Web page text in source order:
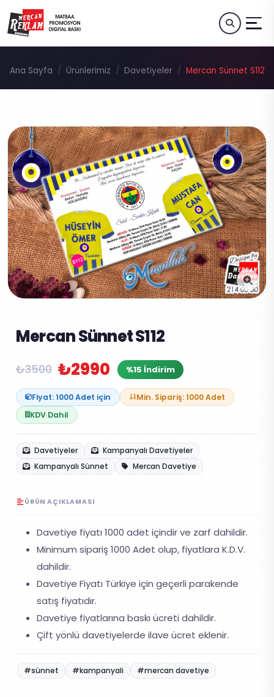
Ana Sayfa Ürünlerimiz Davetiyeler Mercan Sünnet S112
Mercan Sünnet S112
₺3500 ₺2990 %15 İndirim
Fiyat: 1000 Adet için
Min. Sipariş: 1000 Adet
KDV Dahil
Davetiyeler
Kampanyalı Davetiyeler
Kampanyalı Sünnet
Mercan Davetiye
ÜRÜN AÇIKLAMASI
Davetiye fiyatı 1000 adet içindir ve zarf dahildir.
Minimum sipariş 1000 Adet olup, fiyatlara K.D.V.
dahildir.
Davetiye Fiyatı Türkiye için geçerli parakende
satış fiyatıdır.
Davetiye fiyatlarına baskı ücreti dahildir.
Çift yönlü davetiyelerde ilave ücret eklenir.
#sünnet #kampanyali #mercan davetiye